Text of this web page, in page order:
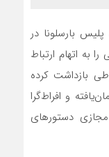
پلیس بارسلونا در
پاکستانی را به اتهام ارتباط
بازداشت کرده
و افراط‌گرا
دستورهای